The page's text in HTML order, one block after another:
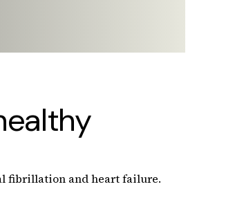
fibrillation and heart failure.